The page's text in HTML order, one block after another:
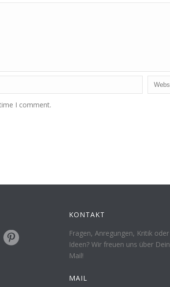
I comment.
KONTAKT
Fragen, Anregungen, Kritik oder
Ideen? Wir freuen uns über Dein
Mail!
MAIL